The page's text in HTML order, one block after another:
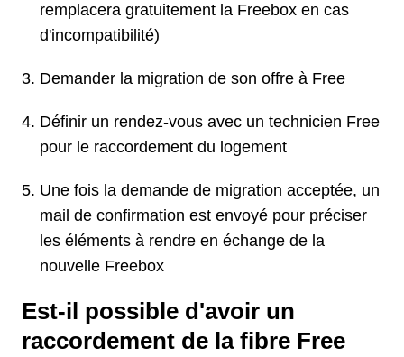
remplacera gratuitement la Freebox en cas
d'incompatibilité)
Demander la migration de son offre à Free
Définir un rendez-vous avec un technicien Free
pour le raccordement du logement
Une fois la demande de migration acceptée, un
mail de confirmation est envoyé pour préciser
les éléments à rendre en échange de la
nouvelle Freebox
Est-il possible d'avoir un
raccordement de la fibre Free